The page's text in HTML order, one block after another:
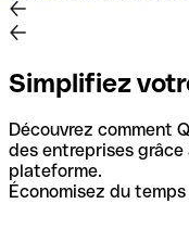
Simplifiez
Découvrez comment
des entreprises
plateforme.
Économisez du